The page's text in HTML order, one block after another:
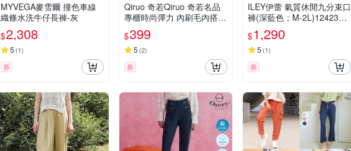
MYVEGA麥雪爾 撞色車線
織條水洗牛仔長褲-灰
$2,308
5 (1)
券
Qiruo 奇若Qiruo 奇若名品
專櫃時尚彈力 內刷毛內搭褲
0070C(精品保暖 黑色 彈
$399
5 (2)
券
ILEY伊蕾 氣質休閒九分束口
褲(深藍色；M-2L)1242366
301
$1,290
5 (1)
券